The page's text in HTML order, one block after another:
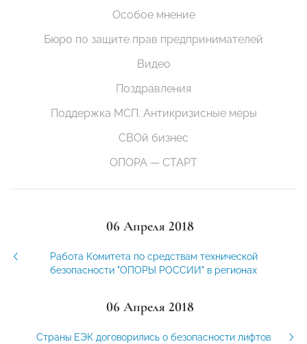
Особое мнение
Бюро по защите прав предпринимателей
Видео
Поздравления
Поддержка МСП. Антикризисные меры
СВОй бизнес
ОПОРА — СТАРТ
06 Апреля 2018
Работа Комитета по средствам технической
безопасности "ОПОРЫ РОССИИ" в регионах
06 Апреля 2018
Страны ЕЭК договорились о безопасности лифтов